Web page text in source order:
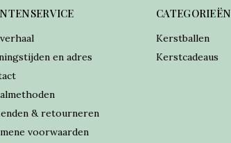
en adres
& retourneren
voorwaarden
CATEGORIEËN
Kerstballen
Kerstcadeaus